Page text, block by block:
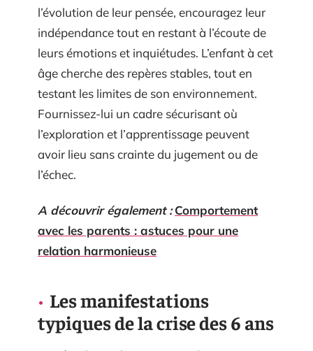
l’évolution de leur pensée, encouragez leur
indépendance tout en restant à l’écoute de
leurs émotions et inquiétudes. L’enfant à cet
âge cherche des repères stables, tout en
testant les limites de son environnement.
Fournissez-lui un cadre sécurisant où
l’exploration et l’apprentissage peuvent
avoir lieu sans crainte du jugement ou de
l’échec.
A découvrir également : Comportement
avec les parents : astuces pour une
relation harmonieuse
Les manifestations
typiques de la crise des 6 ans